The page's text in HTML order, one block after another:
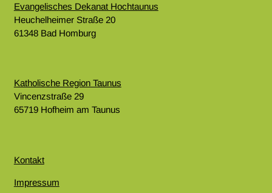
Evangelisches Dekanat Hochtaunus
Heuchelheimer Straße 20
61348 Bad Homburg
Katholische Region Taunus
Vincenzstraße 29
65719 Hofheim am Taunus
Kontakt
Impressum